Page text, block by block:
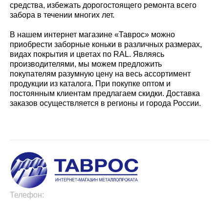
средства, избежать дорогостоящего ремонта всего
забора в течении многих лет.
В нашем интернет магазине «Таврос» можно
приобрести заборные коньки в различных размерах,
видах покрытия и цветах по RAL. Являясь
производителями, мы можем предложить
покупателям разумную цену на весь ассортимент
продукции из каталога. При покупке оптом и
постоянным клиентам предлагаем скидки. Доставка
заказов осуществляется в регионы и города России.
Телефон: